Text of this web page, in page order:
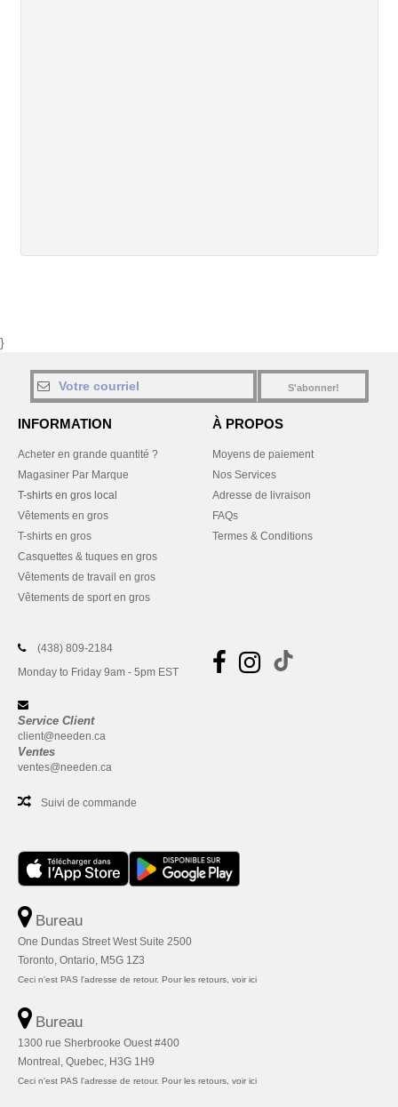
}
S'abonner!
INFORMATION
Acheter en grande quantité ?
Magasiner Par Marque
T-shirts en gros local
Vêtements en gros
T-shirts en gros
Casquettes & tuques en gros
Vêtements de travail en gros
Vêtements de sport en gros
À PROPOS
Moyens de paiement
Nos Services
Adresse de livraison
FAQs
Termes & Conditions
(438) 809-2184
Monday to Friday 9am - 5pm EST
Service Client
client@needen.ca
Ventes
ventes@needen.ca
Suivi de commande
Bureau
One Dundas Street West Suite 2500
Toronto, Ontario, M5G 1Z3
Ceci n'est PAS l'adresse de retour. Pour les retours, voir ici
Bureau
1300 rue Sherbrooke Ouest #400
Montreal, Quebec, H3G 1H9
Ceci n'est PAS l'adresse de retour. Pour les retours, voir ici